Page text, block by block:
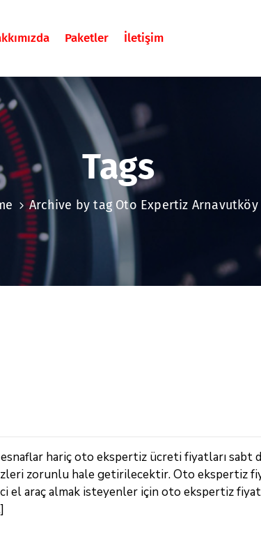
Paketler İletişim
Tags
Archive by tag Oto Expertiz Arnavutköy
hariç oto ekspertiz ücreti fiyatları sabt
zorunlu hale getirilecektir. Oto ekspertiz
el araç almak isteyenler için oto ekspertiz